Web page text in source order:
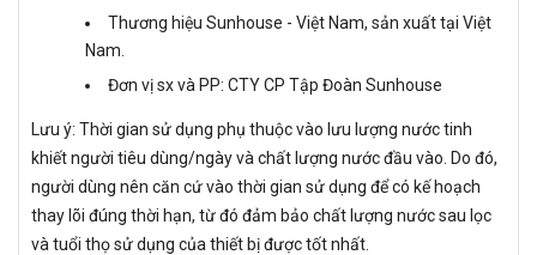
Thương hiệu Sunhouse - Việt Nam, sản xuất tại Việt
Nam.
Đơn vị sx và PP: CTY CP Tập Đoàn Sunhouse
Lưu ý: Thời gian sử dụng phụ thuộc vào lưu lượng nước tinh
khiết người tiêu dùng/ngày và chất lượng nước đầu vào. Do đó,
người dùng nên căn cứ vào thời gian sử dụng để có kế hoạch
thay lõi đúng thời hạn, từ đó đảm bảo chất lượng nước sau lọc
và tuổi thọ sử dụng của thiết bị được tốt nhất.